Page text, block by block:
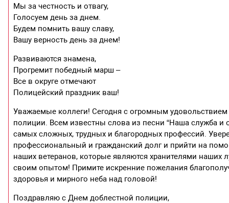
Мы за честность и отвагу,
Голосуем день за днем.
Будем помнить вашу славу,
Вашу верность день за днем!
Развиваются знамена,
Прогремит победный марш –
Все в округе отмечают
Полицейский праздник ваш!
Уважаемые коллеги! Сегодня с огромным
полиции. Всем известны слова из песни “Наша служба и
самых сложных, трудных и благородных профессий.
профессиональный и гражданский долг и прийти на
наших ветеранов, которые являются хранителями наших
своим опытом! Примите искренние пожелания
здоровья и мирного неба над головой!
Поздравляю с Днем доблестной полиции,